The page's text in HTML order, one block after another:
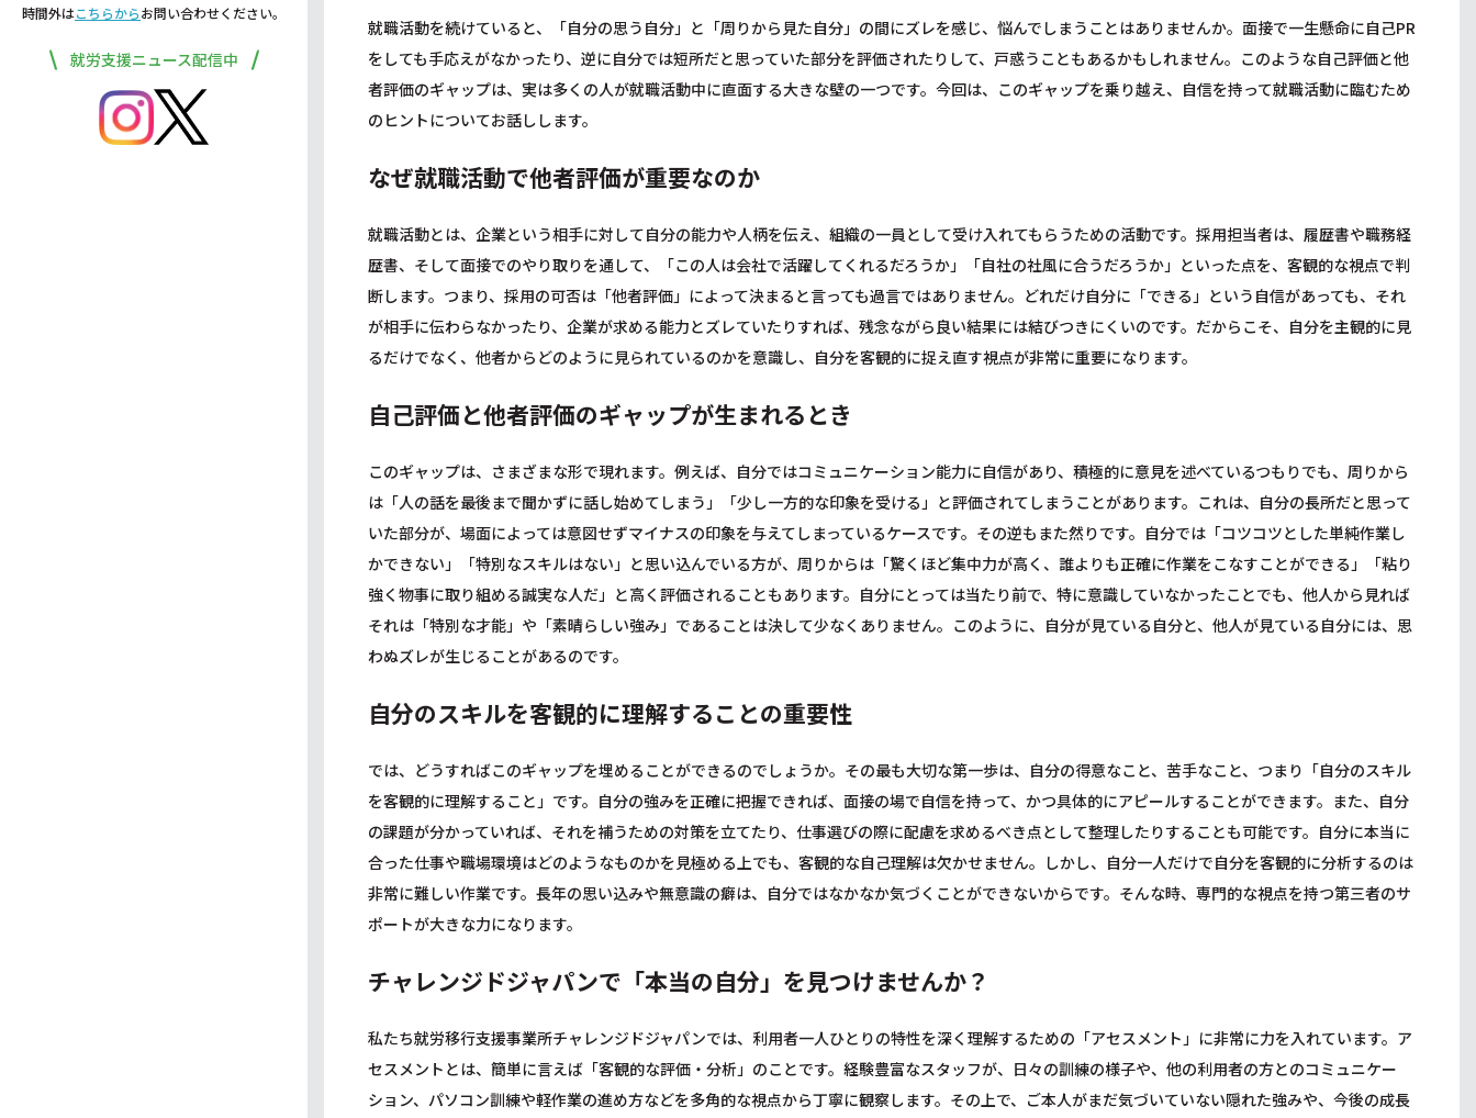
時間外はこちらからお問い合わせください。
就労支援ニュース配信中
就職活動を続けていると、「自分の思う自分」と「周りから見た自分」の間にズレを感じ、悩んでしまうことはありませんか。面接で一生懸命に自己PR
をしても手応えがなかったり、逆に自分では短所だと思っていた部分を評価されたりして、戸惑うこともあるかもしれません。このような自己評価と他
者評価のギャップは、実は多くの人が就職活動中に直面する大きな壁の一つです。今回は、このギャップを乗り越え、自信を持って就職活動に臨むため
のヒントについてお話しします。
なぜ就職活動で他者評価が重要なのか
就職活動とは、企業という相手に対して自分の能力や人柄を伝え、組織の一員として受け入れてもらうための活動です。採用担当者は、履歴書や職務経
歴書、そして面接でのやり取りを通して、「この人は会社で活躍してくれるだろうか」「自社の社風に合うだろうか」といった点を、客観的な視点で判
断します。つまり、採用の可否は「他者評価」によって決まると言っても過言ではありません。どれだけ自分に「できる」という自信があっても、それ
が相手に伝わらなかったり、企業が求める能力とズレていたりすれば、残念ながら良い結果には結びつきにくいのです。だからこそ、自分を主観的に見
るだけでなく、他者からどのように見られているのかを意識し、自分を客観的に捉え直す視点が非常に重要になります。
自己評価と他者評価のギャップが生まれるとき
このギャップは、さまざまな形で現れます。例えば、自分ではコミュニケーション能力に自信があり、積極的に意見を述べているつもりでも、周りから
は「人の話を最後まで聞かずに話し始めてしまう」「少し一方的な印象を受ける」と評価されてしまうことがあります。これは、自分の長所だと思って
いた部分が、場面によっては意図せずマイナスの印象を与えてしまっているケースです。その逆もまた然りです。自分では「コツコツとした単純作業し
かできない」「特別なスキルはない」と思い込んでいる方が、周りからは「驚くほど集中力が高く、誰よりも正確に作業をこなすことができる」「粘り
強く物事に取り組める誠実な人だ」と高く評価されることもあります。自分にとっては当たり前で、特に意識していなかったことでも、他人から見れば
それは「特別な才能」や「素晴らしい強み」であることは決して少なくありません。このように、自分が見ている自分と、他人が見ている自分には、思
わぬズレが生じることがあるのです。
自分のスキルを客観的に理解することの重要性
では、どうすればこのギャップを埋めることができるのでしょうか。その最も大切な第一歩は、自分の得意なこと、苦手なこと、つまり「自分のスキル
を客観的に理解すること」です。自分の強みを正確に把握できれば、面接の場で自信を持って、かつ具体的にアピールすることができます。また、自分
の課題が分かっていれば、それを補うための対策を立てたり、仕事選びの際に配慮を求めるべき点として整理したりすることも可能です。自分に本当に
合った仕事や職場環境はどのようなものかを見極める上でも、客観的な自己理解は欠かせません。しかし、自分一人だけで自分を客観的に分析するのは
非常に難しい作業です。長年の思い込みや無意識の癖は、自分ではなかなか気づくことができないからです。そんな時、専門的な視点を持つ第三者のサ
ポートが大きな力になります。
チャレンジドジャパンで「本当の自分」を見つけませんか？
私たち就労移行支援事業所チャレンジドジャパンでは、利用者一人ひとりの特性を深く理解するための「アセスメント」に非常に力を入れています。ア
セスメントとは、簡単に言えば「客観的な評価・分析」のことです。経験豊富なスタッフが、日々の訓練の様子や、他の利用者の方とのコミュニケー
ション、パソコン訓練や軽作業の進め方などを多角的な視点から丁寧に観察します。その上で、ご本人がまだ気づいていない隠れた強みや、今後の成長